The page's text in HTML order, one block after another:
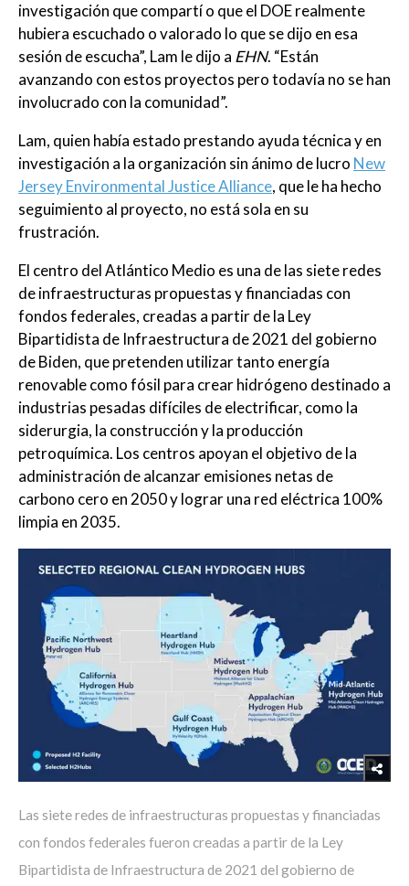
investigación que compartí o que el DOE realmente
hubiera escuchado o valorado lo que se dijo en esa
sesión de escucha”, Lam le dijo a EHN. “Están
avanzando con estos proyectos pero todavía no se han
involucrado con la comunidad”.
Lam, quien había estado prestando ayuda técnica y en
investigación a la organización sin ánimo de lucro New
Jersey Environmental Justice Alliance, que le ha hecho
seguimiento al proyecto, no está sola en su
frustración.
El centro del Atlántico Medio es una de las siete redes
de infraestructuras propuestas y financiadas con
fondos federales, creadas a partir de la Ley
Bipartidista de Infraestructura de 2021 del gobierno
de Biden, que pretenden utilizar tanto energía
renovable como fósil para crear hidrógeno destinado a
industrias pesadas difíciles de electrificar, como la
siderurgia, la construcción y la producción
petroquímica. Los centros apoyan el objetivo de la
administración de alcanzar emisiones netas de
carbono cero en 2050 y lograr una red eléctrica 100%
limpia en 2035.
Las siete redes de infraestructuras propuestas y financiadas
con fondos federales fueron creadas a partir de la Ley
Bipartidista de Infraestructura de 2021 del gobierno de